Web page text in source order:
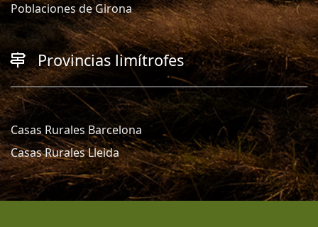
Poblaciones de Girona
Provincias limítrofes
Casas Rurales Barcelona
Casas Rurales Lleida